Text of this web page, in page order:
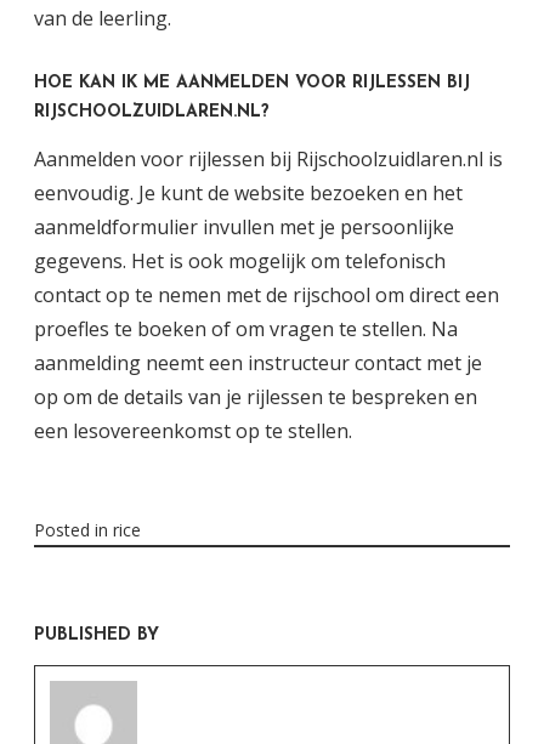
van de leerling.
HOE KAN IK ME AANMELDEN VOOR RIJLESSEN BIJ
RIJSCHOOLZUIDLAREN.NL?
Aanmelden voor rijlessen bij Rijschoolzuidlaren.nl is
eenvoudig. Je kunt de website bezoeken en het
aanmeldformulier invullen met je persoonlijke
gegevens. Het is ook mogelijk om telefonisch
contact op te nemen met de rijschool om direct een
proefles te boeken of om vragen te stellen. Na
aanmelding neemt een instructeur contact met je
op om de details van je rijlessen te bespreken en
een lesovereenkomst op te stellen.
Posted in rice
PUBLISHED BY